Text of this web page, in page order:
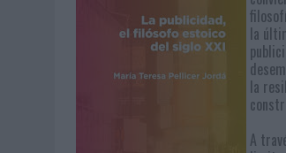
la
la
A